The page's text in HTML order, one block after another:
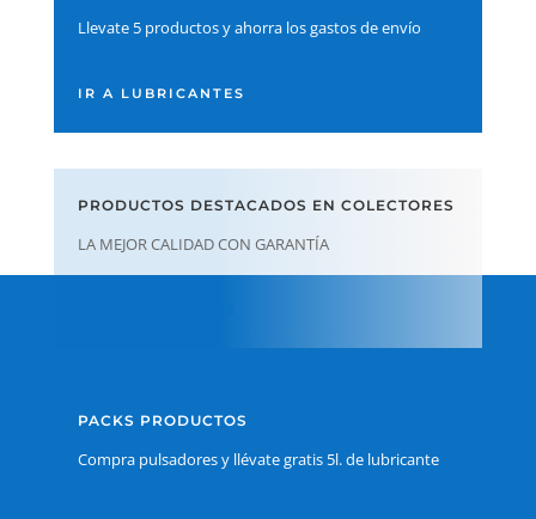
Llevate 5 productos y ahorra los gastos de envío
IR A LUBRICANTES
PRODUCTOS DESTACADOS EN COLECTORES
LA MEJOR CALIDAD CON GARANTÍA
PACKS PRODUCTOS
Compra pulsadores y llévate gratis 5l. de lubricante